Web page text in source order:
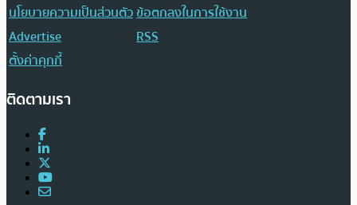
นโยบายความเป็นส่วนตัวข้อตกลงในการใช้งาน
Advertise
RSS
ตั้งค่าคุกกี้
ติดตามเรา